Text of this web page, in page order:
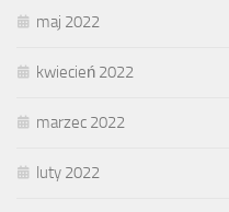
maj 2022
kwiecień 2022
marzec 2022
luty 2022